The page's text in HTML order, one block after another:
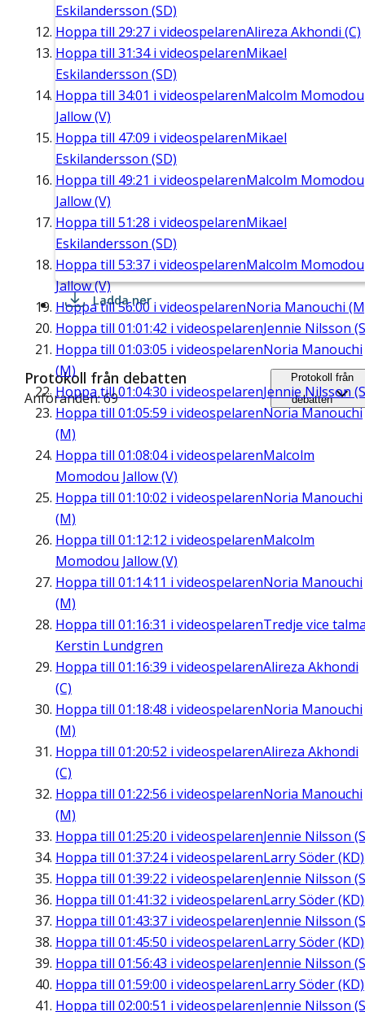
Eskilandersson (SD)
Hoppa till 29:27 i videospelarenAlireza Akhondi (C)
Hoppa till 31:34i videospelarenMikael
Eskilandersson (SD)
Hoppa till 34:01 i videospelarenMalcolm Momodou
Jallow (V)
Hoppa till 47:09 i videospelarenMikael
Eskilandersson (SD)
Hoppa till 49:21 i videospelarenMalcolm Momodou
Jallow (V)
Hoppa till 51:28 i videospelarenMikael
Eskilandersson (SD)
Hoppa till 53:37 i videospelarenMalcolm Momodou
Jallow (V)
Hoppa till56:00 i videospelarenNoria Manouchi
Hoppa till 01:01:42 i videospelarenJennie Nilsson
Hoppa till 01:03:05 i videospelarenNoria Manouchi
(M)
Hoppa till01:04:30 i videospelarenJennie Nilsson
Hoppa till 01:05:59 i videospelarenNoria Manouchi
(M)
Hoppa till 01:08:04i videospelarenMalcolm
Momodou Jallow (V)
Hoppa till 01:10:02 i videospelarenNoria Manouchi
(M)
Hoppa till 01:12:12 i videospelarenMalcolm
Momodou Jallow (V)
Hoppa till 01:14:11 i videospelarenNoria Manouchi
(M)
Hoppa till 01:16:31 i videospelarenTredje vice
Kerstin Lundgren
Hoppa till 01:16:39 i videospelarenAlireza Akhondi
(C)
Hoppa till 01:18:48 i videospelarenNoria Manouchi
(M)
Hoppa till 01:20:52 i videospelarenAlireza Akhondi
(C)
Hoppa till 01:22:56 i videospelarenNoria Manouchi
(M)
Hoppa till 01:25:20 i videospelarenJennie Nilsson
Hoppa till 01:37:24i videospelarenLarry Söder (KD)
Hoppa till 01:39:22 i videospelarenJennie Nilsson
Hoppa till 01:41:32 i videospelarenLarry Söder (KD)
Hoppa till 01:43:37 i videospelarenJennie Nilsson
Hoppa till 01:45:50 i videospelarenLarry Söder (KD)
Hoppa till 01:56:43 i videospelarenJennie Nilsson
Hoppa till 01:59:00 i videospelarenLarry Söder (KD)
Hoppa till 02:00:51 i videospelarenJennie Nilsson
Ladda ner
Protokoll från debatten
Anföranden: 69
Protokoll från
debatten